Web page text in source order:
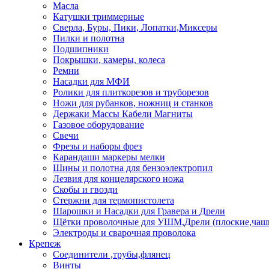
Масла
Катушки триммерные
Сверла, Буры, Пики, Лопатки,Миксеры
Пилки и полотна
Подшипники
Покрышки, камеры, колеса
Ремни
Насадки для МФИ
Ролики для плиткорезов и труборезов
Ножи для рубанков, ножниц и станков
Держаки Массы Кабели Магниты
Газовое оборудование
Свечи
Фрезы и наборы фрез
Карандаши маркеры мелки
Шины и полотна для бензоэлектропил
Лезвия для концелярского ножа
Скобы и гвозди
Стержни для термопистолета
Шарошки и Насадки для Гравера и Дрели
Щётки проволочные для УШМ,Дрели
Электроды и сварочная проволока
Крепеж
Соединители ,трубы,флянец
Винты